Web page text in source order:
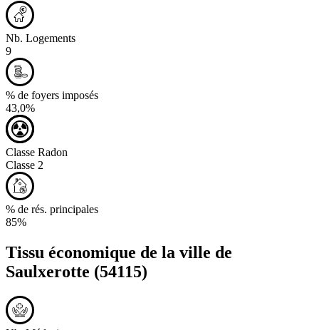
Nb. Logements
9
% de foyers imposés
43,0%
Classe Radon
Classe 2
% de rés. principales
85%
Tissu économique de la ville de
Saulxerotte (54115)